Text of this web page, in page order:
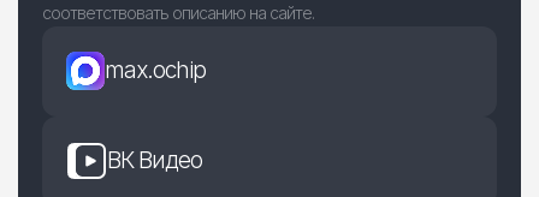
соответствовать описанию на сайте.
max.ochip
ВК Видео